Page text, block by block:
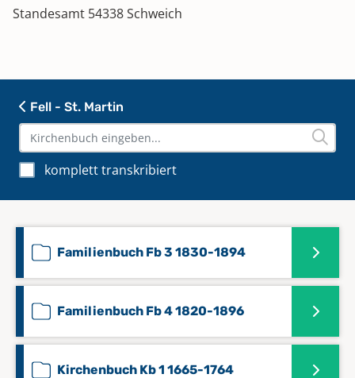
Fell - St. Martin
komplett transkribiert
Familienbuch Fb 3 1830-1894
Familienbuch Fb 4 1820-1896
Kirchenbuch Kb 1 1665-1764
Standesamt 54338 Schweich